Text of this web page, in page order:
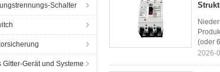
Schalter
Gitter-Gerät und Systeme
(oder
2026-